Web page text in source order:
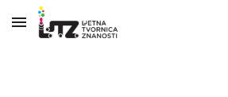
Skip to main content